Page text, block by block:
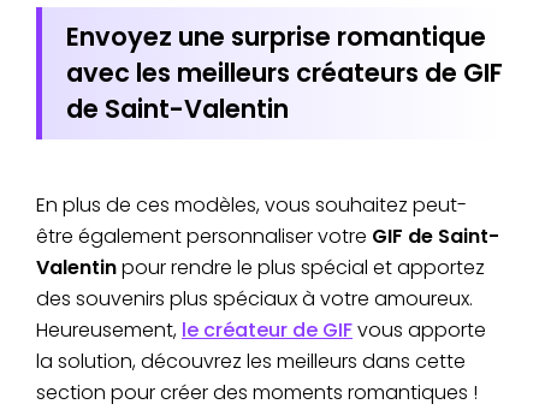
Envoyez une surprise romantique
avec les meilleurs créateurs de GIF
de Saint-Valentin
En plus de ces modèles, vous souhaitez peut-
être également personnaliser votre GIF de Saint-
Valentinpour rendre le plus spécial et apportez
des souvenirs plus spéciaux à votre amoureux.
Heureusement, le créateur de GIFvous apporte
la solution, découvrez les meilleurs dans cette
section pour créer des moments romantiques !